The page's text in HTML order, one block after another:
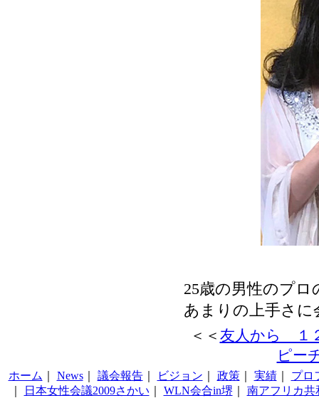
25歳の男性のプ
あまりの上手さ
＜＜ 友人から １
ピー
ホーム News｜ 議会報告｜ ビジョン 政策｜ 実績｜ プロ
日本女性会議2009さかい WLN会合in堺
南アフリカ共